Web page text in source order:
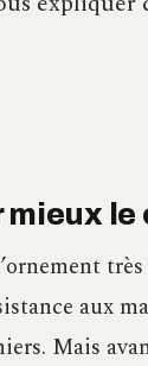
mieux
aux
Mais